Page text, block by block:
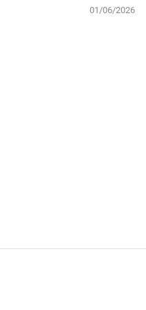
01/06/2026